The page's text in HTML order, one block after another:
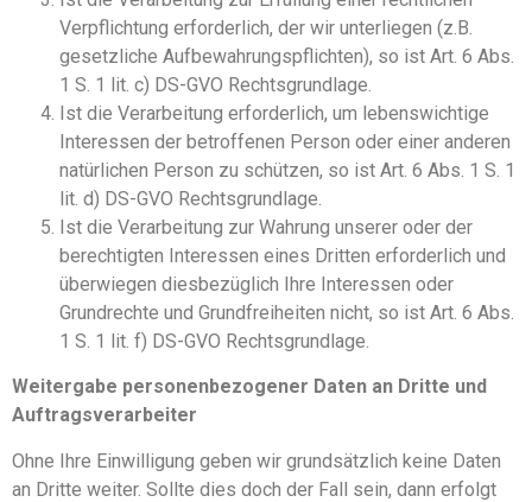
Verpflichtung erforderlich, der wir unterliegen (z.B.
gesetzliche Aufbewahrungspflichten), so ist Art. 6 Abs.
1 S. 1 lit. c) DS-GVO Rechtsgrundlage.
Ist die Verarbeitung erforderlich, um lebenswichtige
Interessen der betroffenen Person oder einer anderen
natürlichen Person zu schützen, so ist Art. 6 Abs. 1 S. 1
lit. d) DS-GVO Rechtsgrundlage.
Ist die Verarbeitung zur Wahrung unserer oder der
berechtigten Interessen eines Dritten erforderlich und
überwiegen diesbezüglich Ihre Interessen oder
Grundrechte und Grundfreiheiten nicht, so ist Art. 6 Abs.
1 S. 1 lit. f) DS-GVO Rechtsgrundlage.
Weitergabe personenbezogener Daten an Dritte und
Auftragsverarbeiter
Ohne Ihre Einwilligung geben wir grundsätzlich keine Daten
an Dritte weiter. Sollte dies doch der Fall sein, dann erfolgt